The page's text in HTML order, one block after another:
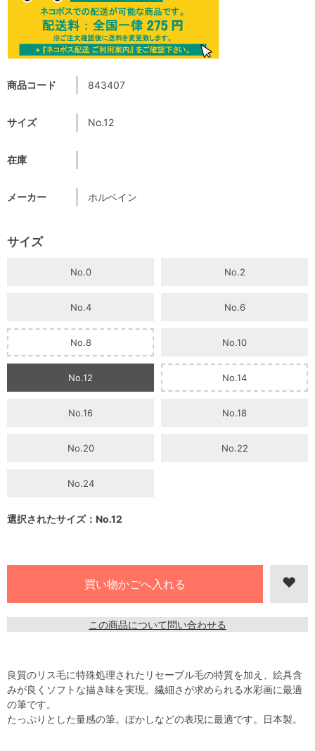
商品コード 843407
サイズ No.12
在庫
メーカー ホルベイン
サイズ
No.0 No.2
No.4 No.6
No.8 No.10
No.12 No.14
No.16 No.18
No.20 No.22
No.24
選択されたサイズ：No.12
この商品について問い合わせる
良質のリス毛に特殊処理されたリセーブル毛の特質を加え、絵具含
みが良くソフトな描き味を実現。繊細さが求められる水彩画に最適
の筆です。
たっぷりとした量感の筆。ぼかしなどの表現に最適です。日本製。